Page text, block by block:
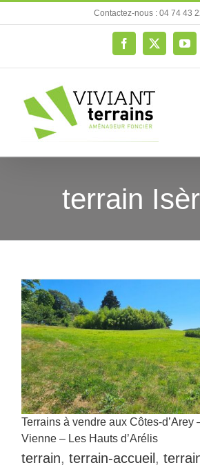
au
Contactez-nous : 04 74 43
Facebook
X
terrain
Terrains à vendre aux Côtes-d’Arey
Vienne – Les Hauts d’Arélis
terrain, terrain-accueil ,